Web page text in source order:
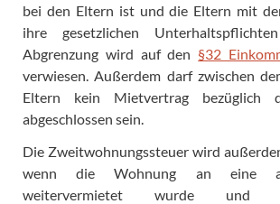
bei den Eltern ist und die Eltern mit
ihre gesetzlichen
Abgrenzung wird auf den §32
verwiesen. Außerdem darf zwischen
Eltern kein Mietvertrag bezüglich
abgeschlossen sein.
Die Zweitwohnungssteuer wird
wenn die Wohnung an eine
weitervermietet wurde und